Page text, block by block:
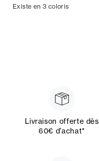
Existe en 3 coloris
Livraison offerte dès
60€ d’achat*